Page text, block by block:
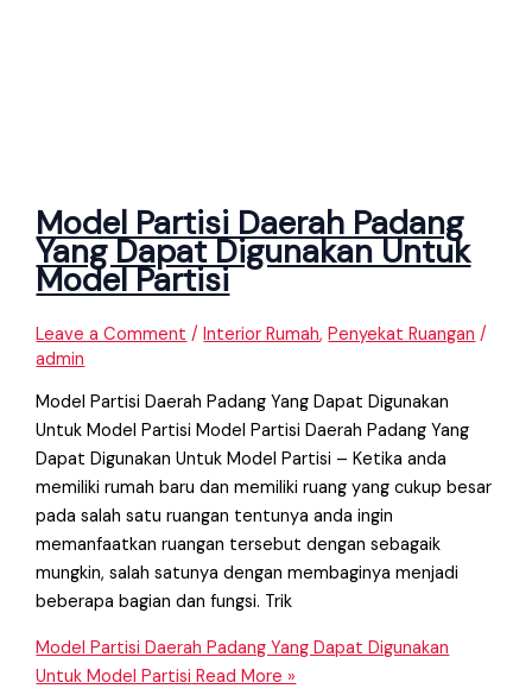
Model Partisi Daerah Padang
Yang Dapat Digunakan Untuk
Model Partisi
Leave a Comment /Interior Rumah,Penyekat Ruangan /
admin
Model Partisi Daerah Padang Yang Dapat Digunakan
Untuk Model Partisi Model Partisi Daerah Padang Yang
Dapat Digunakan Untuk Model Partisi – Ketika anda
memiliki rumah baru dan memiliki ruang yang cukup besar
pada salah satu ruangan tentunya anda ingin
memanfaatkan ruangan tersebut dengan sebagaik
mungkin, salah satunya dengan membaginya menjadi
beberapa bagian dan fungsi. Trik
Model Partisi Daerah Padang Yang Dapat Digunakan
Untuk Model Partisi Read More »